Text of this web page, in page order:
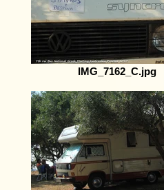
IMG_7162_C.jpg